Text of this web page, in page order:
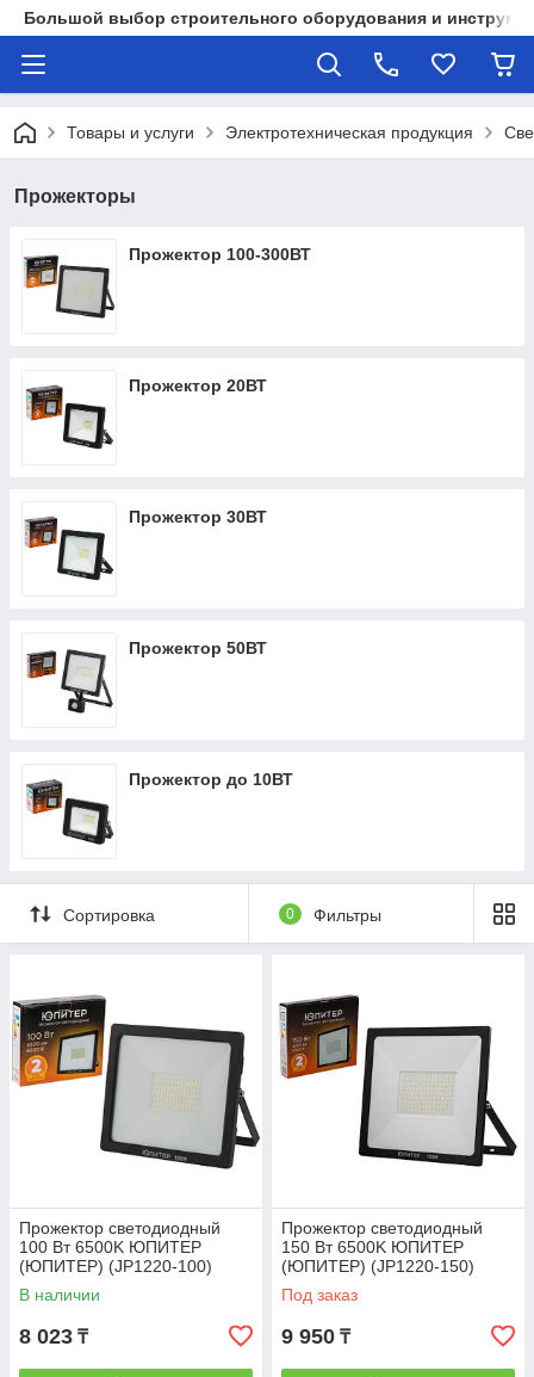
Большой выбор строительного оборудования и
Товары и услуги Электротехническая продукция
Прожекторы
Прожектор 100-300ВТ
Прожектор 20ВТ
Прожектор 30ВТ
Прожектор 50ВТ
Прожектор до 10ВТ
Сортировка 0 Фильтры
Прожектор светодиодный
100 Вт 6500K ЮПИТЕР
(ЮПИТЕР) (JP1220-100)
В наличии
8 023 ₸
Прожектор светодиодный
150 Вт 6500K ЮПИТЕР
(ЮПИТЕР) (JP1220-150)
Под заказ
9 950 ₸